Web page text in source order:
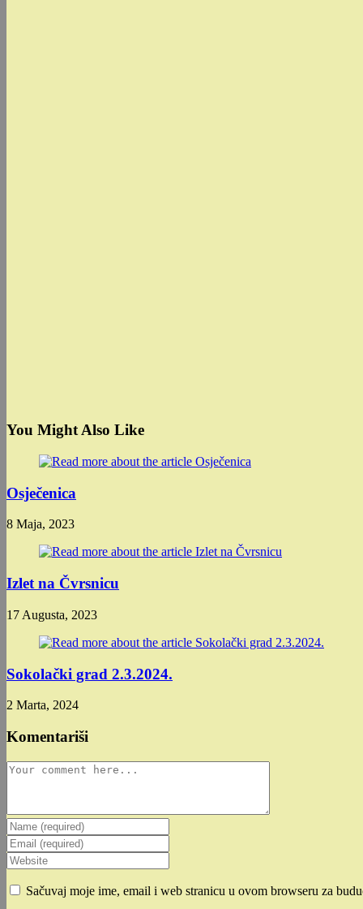
You Might Also Like
Osječenica
8 Maja, 2023
Izlet na Čvrsnicu
17 Augusta, 2023
Sokolački grad 2.3.2024.
2 Marta, 2024
Komentariši
Comment
Enter
your
name
or
username
to
Enter
your
email
address
to
Enter
your
websiteSačuvaj moje ime, email i web stranicu u ovom browseru za